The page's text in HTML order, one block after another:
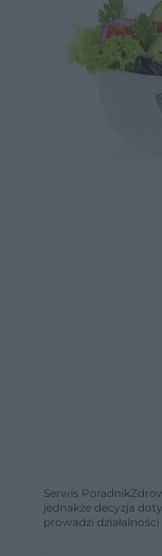
Serwis
jednakże decyzja
prowadzi